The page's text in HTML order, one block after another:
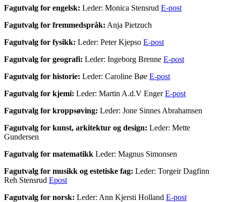
Fagutvalg for engelsk: Leder: Monica Stensrud E-post
Fagutvalg for fremmedspråk: Anja Pietzuch
Fagutvalg for fysikk: Leder: Peter Kjepso E-post
Fagutvalg for geografi: Leder: Ingeborg Brenne E-post
Fagutvalg for historie: Leder: Caroline Bøe E-post
Fagutvalg for kjemi: Leder: Martin A.d.V EngerE-post
Fagutvalg for kroppsøving: Leder: Jone Sinnes Abrahamsen
Fagutvalg for kunst, arkitektur og design: Leder: Mette
Gundersen
Fagutvalg for matematikk Leder: Magnus Simonsen
Fagutvalg for musikk og estetiske fag: Leder: Torgeir Dagfinn
Reh Stensrud Epost
Fagutvalg for norsk: Leder: Ann Kjersti Holland E-post